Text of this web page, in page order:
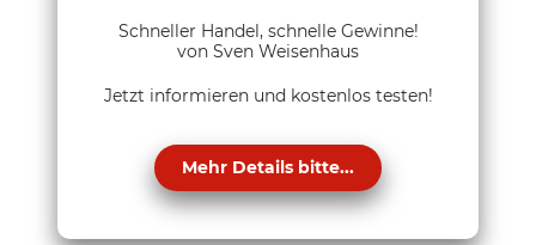
Schneller Handel, schnelle Gewinne!
von Sven Weisenhaus
Jetzt informieren und kostenlos testen!
Mehr Details bitte...